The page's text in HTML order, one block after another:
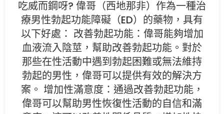
吃威而鋼呀? 偉哥（西地那非）作為一種治
療男性勃起功能障礙（ED）的藥物，具有
以下好處： 改善勃起功能：偉哥能夠增加
血液流入陰莖，幫助改善勃起功能。對於
那些在性活動中遇到勃起困難或無法維持
勃起的男性，偉哥可以提供有效的解決方
案。 增加性滿意度：通過改善勃起功能，
偉哥可以幫助男性恢復性活動的自信和滿